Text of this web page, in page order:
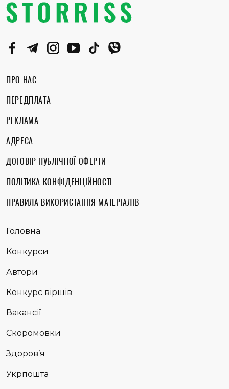
ПРО НАС
ПЕРЕДПЛАТА
РЕКЛАМА
АДРЕСА
ДОГОВІР ПУБЛІЧНОЇ ОФЕРТИ
ПОЛІТИКА КОНФІДЕНЦІЙНОСТІ
ПРАВИЛА ВИКОРИСТАННЯ МАТЕРІАЛІВ
Головна
Конкурси
Автори
Конкурс віршів
Вакансії
Скоромовки
Здоров’я
Укрпошта